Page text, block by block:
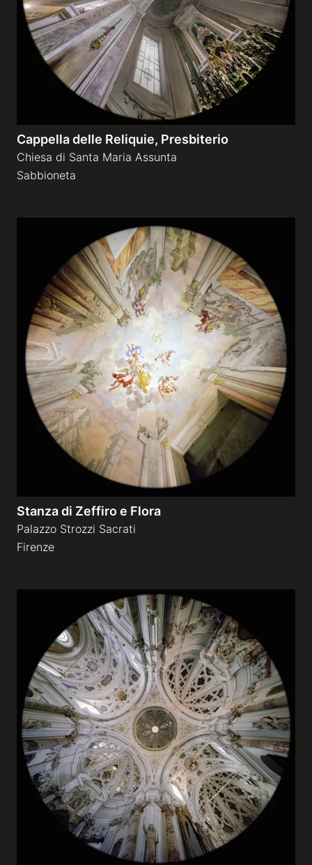
Cappella delle Reliquie, Presbiterio
Chiesa di Santa Maria Assunta
Sabbioneta
Stanza di Zeffiro e Flora
Palazzo Strozzi Sacrati
Firenze